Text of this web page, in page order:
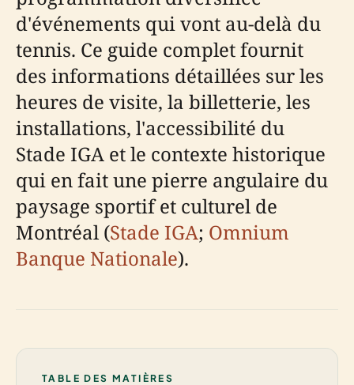
d'événements qui vont au-delà du
tennis. Ce guide complet fournit
des informations détaillées sur les
heures de visite, la billetterie, les
installations, l'accessibilité du
Stade IGA et le contexte historique
qui en fait une pierre angulaire du
paysage sportif et culturel de
Montréal (Stade IGA; Omnium
Banque Nationale).
TABLE DES MATIÈRES